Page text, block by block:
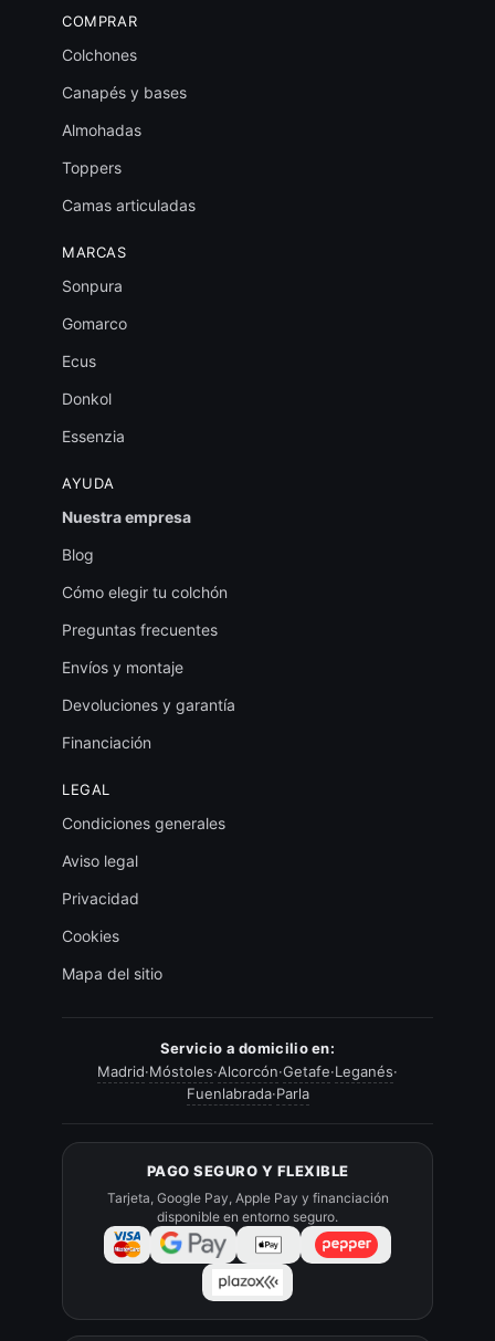
COMPRAR
Colchones
Canapés y bases
Almohadas
Toppers
Camas articuladas
MARCAS
Sonpura
Gomarco
Ecus
Donkol
Essenzia
AYUDA
Nuestra empresa
Blog
Cómo elegir tu colchón
Preguntas frecuentes
Envíos y montaje
Devoluciones y garantía
Financiación
LEGAL
Condiciones generales
Aviso legal
Privacidad
Cookies
Mapa del sitio
Servicio a domicilio en:
Madrid·Móstoles·Alcorcón·Getafe·Leganés·
Fuenlabrada·Parla
PAGO SEGURO Y FLEXIBLE
Tarjeta, Google Pay, Apple Pay y financiación
disponible en entorno seguro.